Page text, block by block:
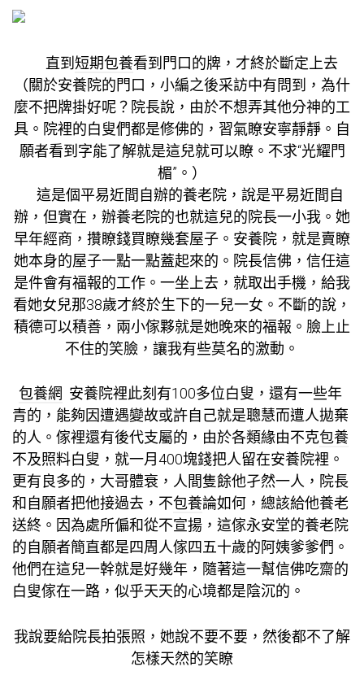
直到 短期包養看到門口的牌，才終於斷定上去
（關於安養院的門口，小編之後采訪中有問到，為什
麼不把牌掛好呢？院長說，由於不想弄其他分神的工
具。院裡的白叟們都是修佛的，習氣瞭安寧靜靜。自
願者看到字能了解就是這兒就可以瞭。不求“光耀門
楣”。）
這是個平易近間自辦的養老院，說是平易近間自
辦，但實在，辦養老院的也就這兒的院長一小我。她
早年經商，攢瞭錢買瞭幾套屋子。安養院，就是賣瞭
她本身的屋子一點一點蓋起來的。院長信佛，信任這
是件會有福報的工作。一坐上去，就取出手機，給我
看她女兒那38歲才終於生下的一兒一女。不斷的說，
積德可以積善，兩小傢夥就是她晚來的福報。臉上止
不住的笑臉，讓我有些莫名的激動。
包養網 安養院裡此刻有100多位白叟，還有一些年
青的，能夠因遭遇變故或許自己就是聰慧而遭人拋棄
的人。傢裡還有後代支屬的，由於各類緣由不克包養
不及照料白叟，就一月400塊錢把人留在安養院裡。
更有良多的，大哥體衰，人間隻餘他孑然一人，院長
和自願者把他接過去，不包養論如何，總該給他養老
送終。因為處所偏和從不宣揚，這傢永安堂的養老院
的自願者簡直都是四周人傢四五十歲的阿姨爹爹們。
他們在這兒一幹就是好幾年，隨著這一幫信佛吃齋的
白叟傢在一路，似乎天天的心境都是陰沉的。
我說要給院長拍張照，她說不要不要，然後都不了解
怎樣天然的笑瞭